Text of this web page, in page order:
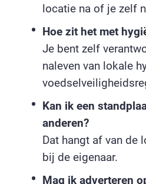
locatie na of je zelf
Hoe zit het met
Je bent zelf
naleven van lokale
Kan ik een
anderen?
Dat hangt af van de
bij de eigenaar.
Mag ik adverteren